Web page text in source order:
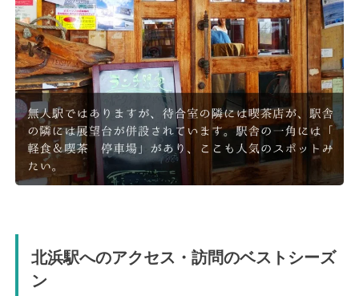
北浜駅へのアクセス・訪問のベストシーズ
ン